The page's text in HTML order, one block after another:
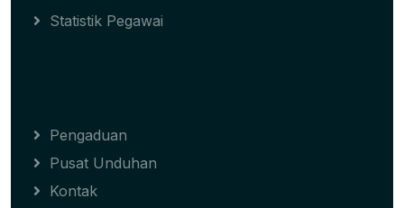
Statistik Pegawai
Pengaduan
Pusat Unduhan
Kontak